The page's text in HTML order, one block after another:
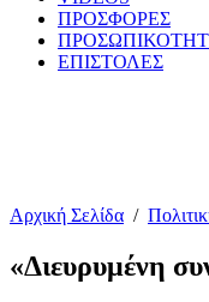
ΠΡΟΣΦΟΡΕΣ
ΕΠΙΣΤΟΛΕΣ
Αρχική Σελίδα /
«Διευρυμένη